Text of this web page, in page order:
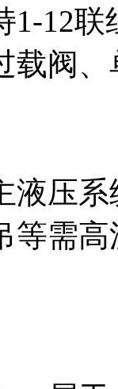
1-12
载阀
液压
等需